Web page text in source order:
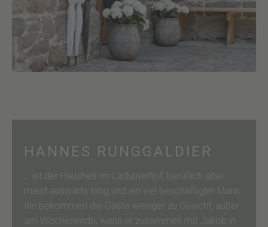
HANNES RUNGGALDIER
ist der Hausherr im Ladurnerhof, beruflich aber
meist auswärts tätig und ein viel beschäftigter Mann.
Ihn bekommen die Gäste weniger zu Gesicht, außer
am Wochenende, wenn er zusammen mit Jakob in